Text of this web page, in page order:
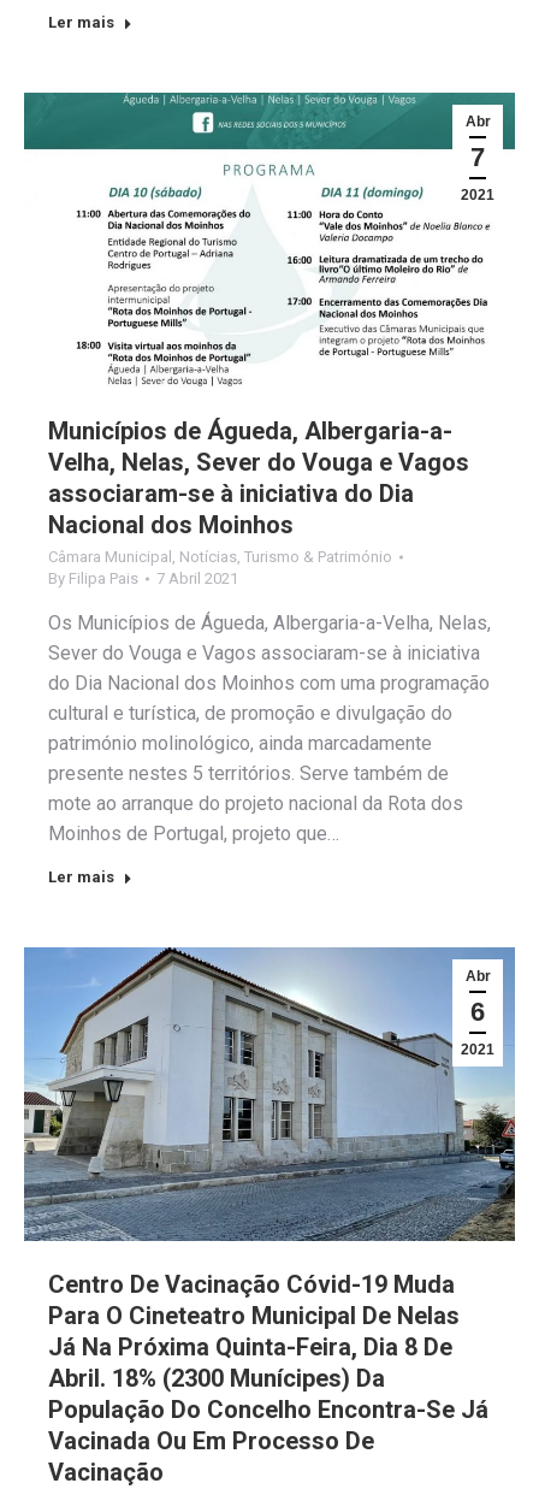
Ler mais
Abr
7
2021
Municípios de Águeda, Albergaria-a-
Velha, Nelas, Sever do Vouga e Vagos
associaram-se à iniciativa do Dia
Nacional dos Moinhos
Câmara Municipal Notícias Turismo & Património
By Filipa Pais 7 Abril 2021
Os Municípios de Águeda, Albergaria-a-Velha, Nelas,
Sever do Vouga e Vagos associaram-se à iniciativa
do Dia Nacional dos Moinhos com uma programação
cultural e turística, de promoção e divulgação do
património molinológico, ainda marcadamente
presente nestes 5 territórios. Serve também de
mote ao arranque do projeto nacional da Rota dos
Moinhos de Portugal, projeto que…
Ler mais
Abr
6
2021
Centro De Vacinação Cóvid-19 Muda
Para O Cineteatro Municipal De Nelas
Já Na Próxima Quinta-Feira, Dia 8 De
Abril. 18% (2300 Munícipes) Da
População Do Concelho Encontra-Se Já
Vacinada Ou Em Processo De
Vacinação